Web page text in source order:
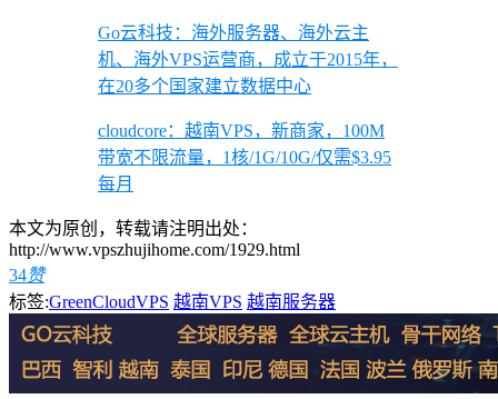
Go云科技：海外服务器、海外云主
机、海外VPS运营商，成立于2015年，
在20多个国家建立数据中心
cloudcore：越南VPS，新商家，100M
带宽不限流量，1核/1G/10G/仅需$3.95
每月
本文为原创，转载请注明出处：
http://www.vpszhujihome.com/1929.html
34赞
标签:GreenCloudVPS 越南VPS 越南服务器